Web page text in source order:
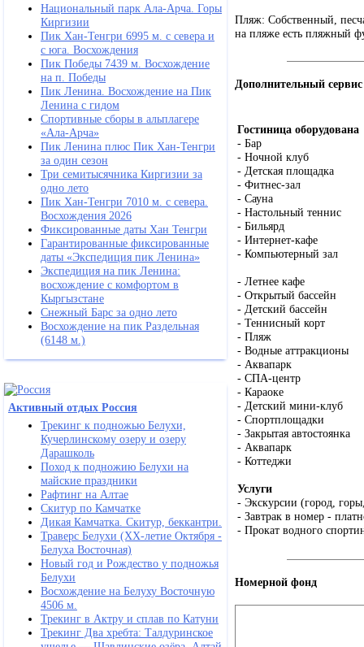
Национальный парк Ала-Арча. Горы
Киргизии
Пик Хан-Тенгри 6995 м. с севера и
с юга. Восхождения
Пик Победы 7439 м. Восхождение
на п. Победы
Пик Ленина. Восхождение на Пик
Ленина с гидом
Спортивные сборы в альплагере
«Ала-Арча»
Пик Ленина плюс Пик Хан-Тенгри
за один сезон
Три семитысячника Киргизии за
одно лето
Пик Хан-Тенгри 7010 м. с севера.
Восхождения 2026
Фиксированные даты Хан Тенгри
Гарантированные фиксированные
даты «Экспедиция пик Ленина»
Экспедиция на пик Ленина:
восхождение с комфортом в
Кыргызстане
Снежный Барс за одно лето
Восхождение на пик Раздельная
(6148 м.)
Активный отдых Россия
Трекинг к подножью Белухи,
Кучерлинскому озеру и озеру
Дарашколь
Поход к подножию Белухи на
майские праздники
Рафтинг на Алтае
Скитур по Камчатке
Дикая Камчатка. Скитур, беккантри.
Траверс Белухи (ХХ-летие Октября -
Белуха Восточная)
Новый год и Рождество у подножья
Белухи
Восхождение на Белуху Восточную
4506 м.
Трекинг в Актру и сплав по Катуни
Трекинг Два хребта: Талдуринское
Пляж: Собственный,
на пляже есть пляжный
Дополнительный сервис
Гостиница оборудована
- Бар
- Ночной клуб
- Детская площадка
- Фитнес-зал
- Сауна
- Настольный теннис
- Бильярд
- Интернет-кафе
- Компьютерный зал
- Летнее кафе
- Открытый бассейн
- Детский бассейн
- Теннисный корт
- Пляж
- Водные аттракционы
- Аквапарк
- СПА-центр
- Караоке
- Детский мини-клуб
- Спортплощадки
- Закрытая автостоянка
- Аквапарк
- Коттеджи
Услуги
- Экскурсии (город,
- Завтрак в номер -
- Прокат водного
Номерной фонд